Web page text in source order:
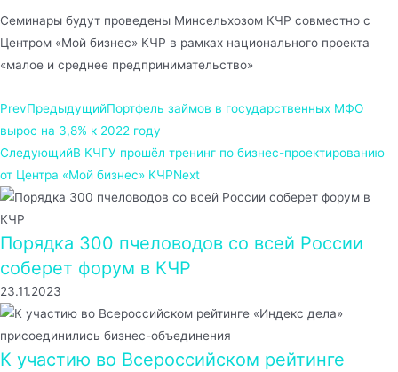
Семинары будут проведены Минсельхозом КЧР совместно с
Центром «Мой бизнес» КЧР в рамках национального проекта
«малое и среднее предпринимательство»
PrevПредыдущийПортфель займов в государственных МФО
вырос на 3,8% к 2022 году
СледующийВ КЧГУ прошёл тренинг по бизнес-проектированию
от Центра «Мой бизнес» КЧРNext
Порядка 300 пчеловодов со всей России
соберет форум в КЧР
23.11.2023
К участию во Всероссийском рейтинге